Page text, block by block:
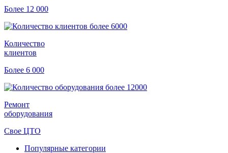
Более 12 000
Количество
клиентов
Более 6 000
Ремонт
оборудования
Свое ЦТО
Популярные категории